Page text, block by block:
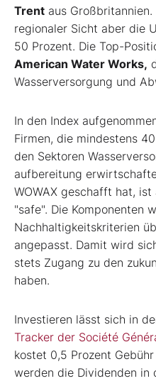
Trent aus
regionaler Sicht aber die
50 Prozent. Die Top-
American Water Works,
Wasserversorgung und
In den Index
Firmen, die mindestens
den Sektoren
aufbereitung
WOWAX geschafft hat,
"safe". Die Komponenten
Nachhaltigkeitskriterien
angepasst. Damit wird
stets Zugang zu den
haben.
Investieren lässt sich in
Tracker der Société
kostet 0,5 Prozent
werden die Dividenden in